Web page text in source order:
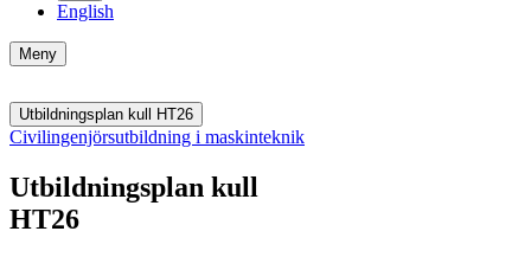
English
Meny
Utbildningsplan kull HT26
Civilingenjörsutbildning i maskinteknik
Utbildningsplan kull
HT26